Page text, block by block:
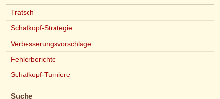
Tratsch
Schafkopf-Strategie
Verbesserungsvorschläge
Fehlerberichte
Schafkopf-Turniere
Suche